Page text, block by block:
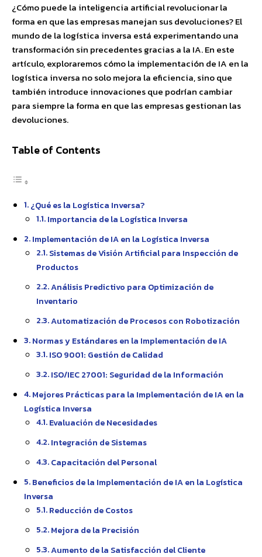
¿Cómo puede la inteligencia artificial revolucionar la
forma en que las empresas manejan sus devoluciones? El
mundo de la logística inversa está experimentando una
transformación sin precedentes gracias a la IA. En este
artículo, exploraremos cómo la implementación de IA en la
logística inversa no solo mejora la eficiencia, sino que
también introduce innovaciones que podrían cambiar
para siempre la forma en que las empresas gestionan las
devoluciones.
Table of Contents
¿Qué es la Logística Inversa?
Importancia de la Logística Inversa
Implementación de IA en la Logística Inversa
Sistemas de Visión Artificial para Inspección de
Productos
Análisis Predictivo para Optimización de
Inventario
Automatización de Procesos con Robotización
Normas y Estándares en la Implementación de IA
ISO 9001: Gestión de Calidad
ISO/IEC 27001: Seguridad de la Información
Mejores Prácticas para la Implementación de IA en la
Logística Inversa
Evaluación de Necesidades
Integración de Sistemas
Capacitación del Personal
Beneficios de la Implementación de IA en la Logística
Inversa
Reducción de Costos
Mejora de la Precisión
Aumento de la Satisfacción del Cliente